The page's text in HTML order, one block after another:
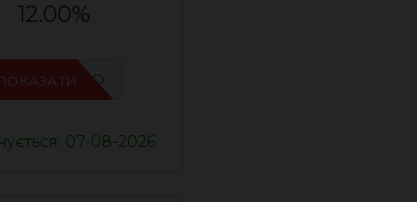
12.00%
IFPZ5PBD
07-08-2026